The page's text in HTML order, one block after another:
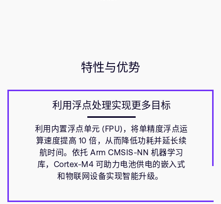
特性与优势
利用浮点处理实现更多目标
利用内置浮点单元 (FPU)，将单精度浮点运
算速度提高 10 倍，从而降低功耗并延长续
航时间。依托 Arm CMSIS-NN 机器学习
库，Cortex-M4 可助力电池供电的嵌入式
和物联网设备实现智能升级。